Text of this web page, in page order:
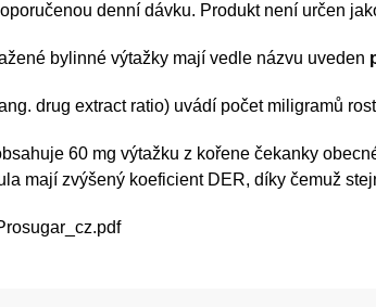
denní dávku. Produkt není určen
bylinné výtažky mají vedle názvu uveden
drug extract ratio) uvádí počet miligramů
60 mg výtažku z kořene čekanky
mají zvýšený koeficient DER, díky čemuž